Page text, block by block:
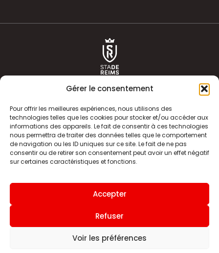
Gérer le consentement
Pour offrir les meilleures expériences, nous utilisons des
technologies telles que les cookies pour stocker et/ou accéder aux
informations des appareils. Le fait de consentir à ces technologies
nous permettra de traiter des données telles que le comportement
de navigation ou les ID uniques sur ce site. Le fait de ne pas
consentir ou de retirer son consentement peut avoir un effet négatif
sur certaines caractéristiques et fonctions.
Accepter
Refuser
Voir les préférences
ACTUALITÉS
CLUB
BOUTIQUE
HISTOIRE
ÉQUIPE PREMIERE
INFOS ET CONTACT